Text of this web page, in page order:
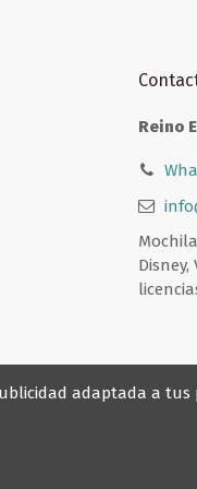
Reino
adaptada a tus